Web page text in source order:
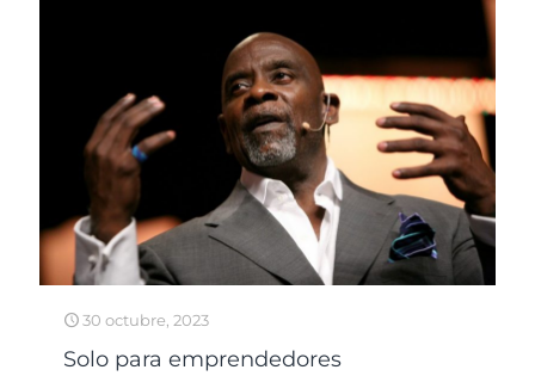
30 octubre, 2023
Solo para emprendedores